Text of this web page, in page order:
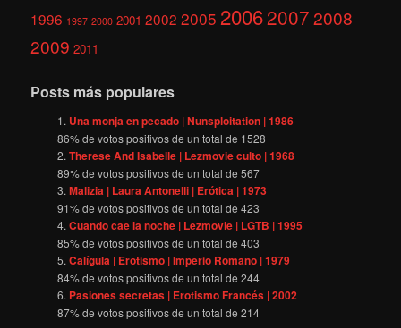
1996 1997 2000 2001 2002 2005 200620072008
2009 2011
Posts más populares
Una monja en pecado | Nunsploitation | 1986
86% de votos positivos de un total de 1528
Therese And Isabelle | Lezmovie culto | 1968
89% de votos positivos de un total de567
Malizia | Laura Antonelli | Erótica | 1973
91% de votos positivos de un total de423
Cuando cae la noche | Lezmovie | LGTB | 1995
85% de votos positivos de un total de403
Calígula | Erotismo | Imperio Romano | 1979
84% de votos positivos de un total de244
Pasiones secretas | Erotismo Francés | 2002
87% de votos positivos de un total de214